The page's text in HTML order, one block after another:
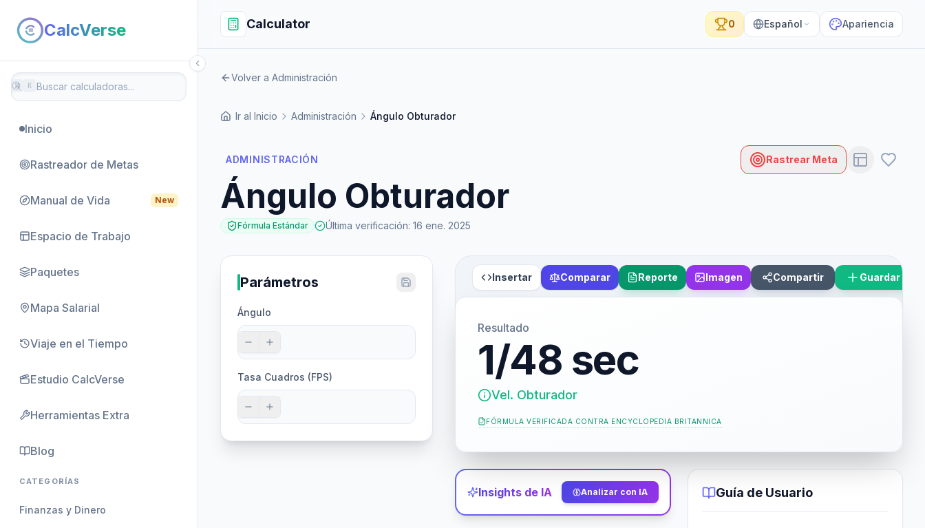
CalcVerse
⌘ K
Inicio
Rastreador de Metas
Manual de Vida New
Espacio de Trabajo
Paquetes
Mapa Salarial
Viaje en el Tiempo
Estudio CalcVerse
Herramientas Extra
Blog
CATEGORÍAS
Finanzas y Dinero
Calculator 0 Español Apariencia
Volver a Administración
Ir al Inicio Administración Ángulo Obturador
ADMINISTRACIÓN Rastrear Meta
Ángulo Obturador
Fórmula Estándar Última verificación: 16 ene. 2025
Parámetros
Ángulo
Tasa Cuadros (FPS)
Insertar Comparar Reporte Imagen Compartir Guardar
Resultado
1/48 sec
Vel. Obturador
FÓRMULA VERIFICADA CONTRA ENCYCLOPEDIA BRITANNICA
Insights de IA Analizar con IA Guía de Usuario